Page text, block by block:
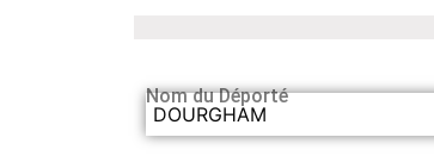
Nom du Déporté
DOURGHAM